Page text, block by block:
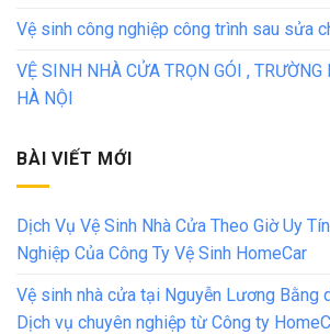
Vệ sinh công nghiệp công trình sau sửa
VỆ SINH NHÀ CỬA TRỌN GÓI , TRƯỜNG
HÀ NỘI
BÀI VIẾT MỚI
Dịch Vụ Vệ Sinh Nhà Cửa Theo Giờ Uy
Nghiệp Của Công Ty Vệ Sinh HomeCar
Vệ sinh nhà cửa tại Nguyễn Lương Bằng
Dịch vụ chuyên nghiệp từ Công ty